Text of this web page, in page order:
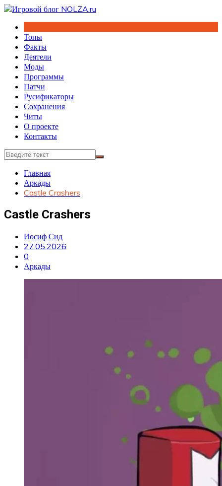
Перейти
содержимому
Топы
Факты
Деятели
Моды
Программы
Патчи
Русификаторы
Сохранения
Читы
О проекте
Контакты
Главная
Аркады
Castle Crashers
Castle Crashers
Иосиф Сид
27.05.2026
0
Аркады